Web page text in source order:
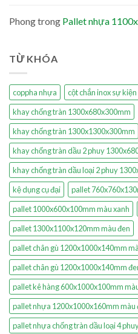
Phongtrong Pallet nhựa
TỪ KHÓA
coppha nhựa cột chắn inox sự kiện
khay chống tràn 1300x680x300mm
khay chống tràn 1300x1300x300mm
khay chống tràn dầu 2 phuy
khay chống tràn dầu loại 2 phuy
kệ dụng cụ đại
pallet
pallet 1000x600x100mm màu xanh
pallet 1300x1100x120mm màu đen
pallet chân gù 1200x1000x140mm
pallet chân gù 1200x1000x140mm
pallet kê hàng 600x1000x100mm
pallet nhựa 1200x1000x160mm màu
pallet nhựa chống tràn dầu loại 4